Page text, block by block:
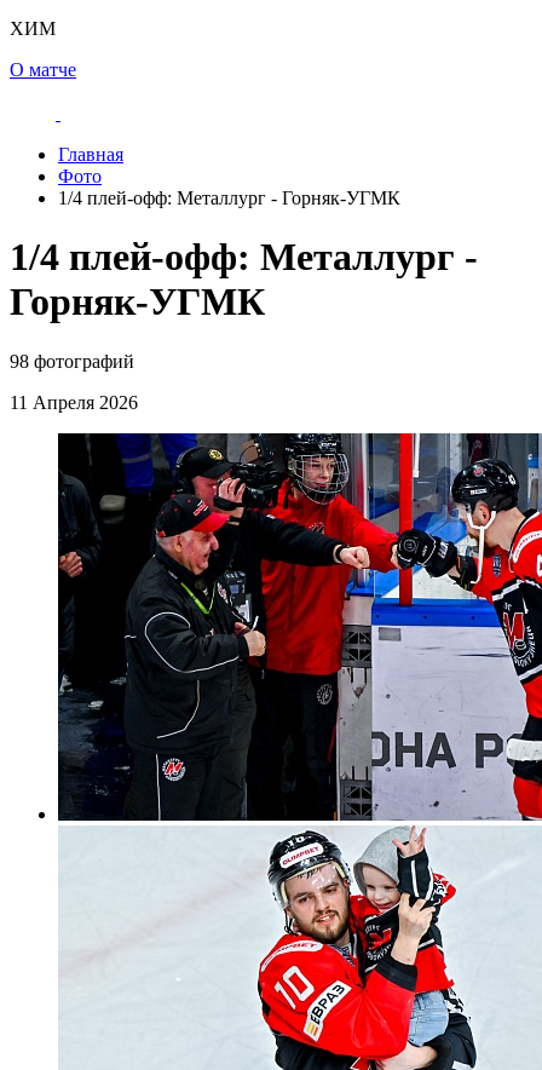
ХИМ
О матче
Главная
Фото
1/4 плей-офф: Металлург - Горняк-УГМК
1/4 плей-офф: Металлург -
Горняк-УГМК
98 фотографий
11 Апреля 2026